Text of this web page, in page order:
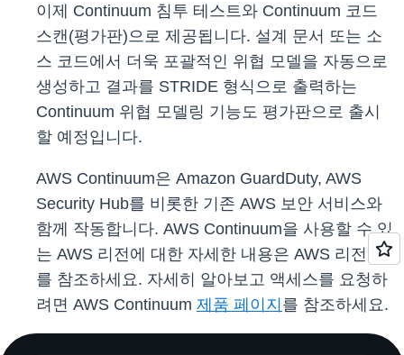
이제 Continuum 침투 테스트와 Continuum 코드
스캔(평가판)으로 제공됩니다. 설계 문서 또는 소
스 코드에서 더욱 포괄적인 위협 모델을 자동으로
생성하고 결과를 STRIDE 형식으로 출력하는
Continuum 위협 모델링 기능도 평가판으로 출시
할 예정입니다.
AWS Continuum은 Amazon GuardDuty, AWS
Security Hub를 비롯한 기존 AWS 보안 서비스와
함께 작동합니다. AWS Continuum을 사용할 수 있
는 AWS 리전에 대한 자세한 내용은 AWS 리전 표
를 참조하세요. 자세히 알아보고 액세스를 요청하
려면 AWS Continuum 제품 페이지 를 참조하세요.